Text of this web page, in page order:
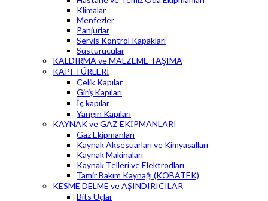
Klimalar
Menfezler
Panjurlar
Servis Kontrol Kapakları
Susturucular
KALDIRMA ve MALZEME TAŞIMA
KAPI TÜRLERİ
Çelik Kapılar
Giriş Kapıları
İç kapılar
Yangın Kapıları
KAYNAK ve GAZ EKİPMANLARI
Gaz Ekipmanları
Kaynak Aksesuarları ve Kimyasalları
Kaynak Makinaları
Kaynak Telleri ve Elektrodları
Tamir Bakım Kaynağı (KOBATEK)
KESME DELME ve AŞINDIRICILAR
Bits Uçlar